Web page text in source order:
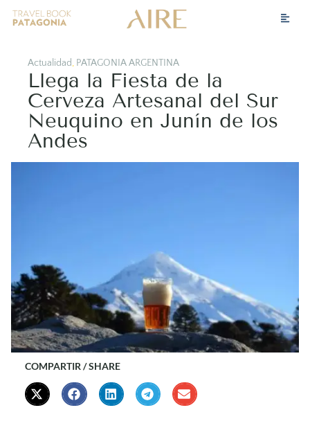
Actualidad, PATAGONIA ARGENTINA
Llega la Fiesta de la
Cerveza Artesanal del Sur
Neuquino en Junín de los
Andes
COMPARTIR / SHARE